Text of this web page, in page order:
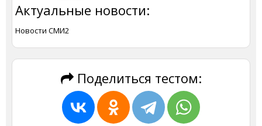
Актуальные новости:
Новости СМИ2
Поделиться тестом: